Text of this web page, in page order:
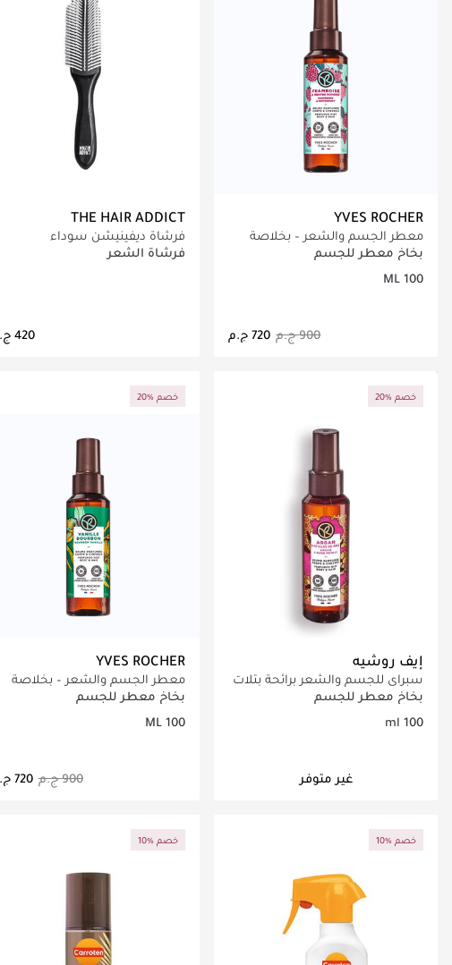
YVES ROCHER
معطر الجسم والشعر – بخلاصة
التوت الأحمر
بخاخ معطر للجسم
100 ML
⁦900⁩ ج.م
THE HAIR ADDICT
فرشاة ديفينيشن سوداء
فرشاة الشعر
⁦420⁩ ج.م
20% خصم
إيف روشيه
سبراي للجسم والشعر برائحة بتلات
الورد والأرجان 100 مل
بخاخ معطر للجسم
100 ml
غير متوفر
20% خصم
YVES ROCHER
معطر الجسم والشعر – بخلاصة
الفانيلا
بخاخ معطر للجسم
100 ML
⁦900⁩ ج.م ⁦720⁩ ج.م
10% خصم 10% خصم